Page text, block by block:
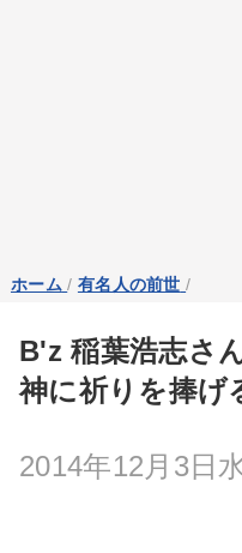
ホーム / 有名人の前世 /
B'z 稲葉浩志さ
神に祈りを捧げ
2014年12月3日